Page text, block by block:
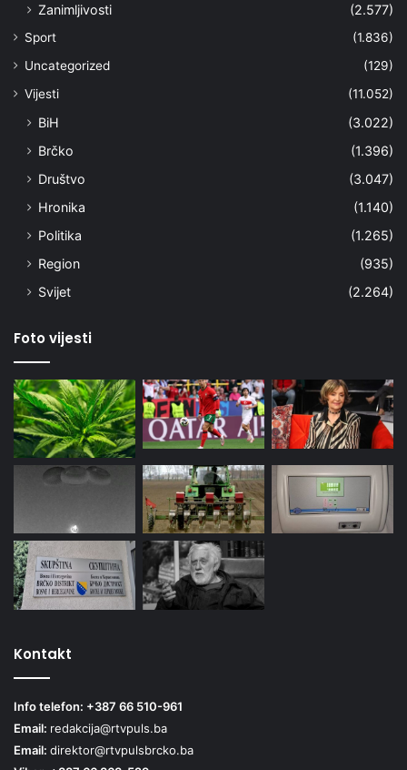
Zanimljivosti
(2.577)
Sport
(1.836)
Uncategorized
(129)
Vijesti
(11.052)
BiH
(3.022)
Brčko
(1.396)
Društvo
(3.047)
Hronika
(1.140)
Politika
(1.265)
Region
(935)
Svijet
(2.264)
Foto vijesti
Kontakt
Info telefon: +387 66 510-961
Email: redakcija@rtvpuls.ba
Email: direktor@rtvpulsbrcko.ba